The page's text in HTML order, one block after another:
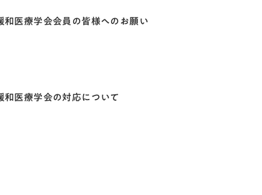
医療学会会員の皆様へのお願い
医療学会の対応について